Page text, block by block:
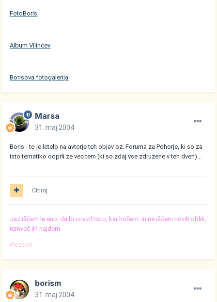
FotoBoris
Album Vilincev
Borisova fotogalerija
Marsa
31. maj 2004
Boris - to je letelo na avtorje teh objav oz. Foruma za Pohorje, ki so za
isto tematiko odprli ze vec tem (ki so zdaj vse zdruzene v teh dveh)...
Citiraj
Jaz iščem le eno; da bi izrazil tisto, kar hočem. In ne iščem novih oblik,
temveč jih najdem.
Picasso
borism
31. maj 2004